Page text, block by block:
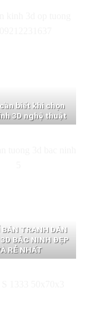
biết khi chọn
3D nghệ thuật
BÁN TRANH DÁN
BẮC NINH ĐẸP
RẺ NHẤT